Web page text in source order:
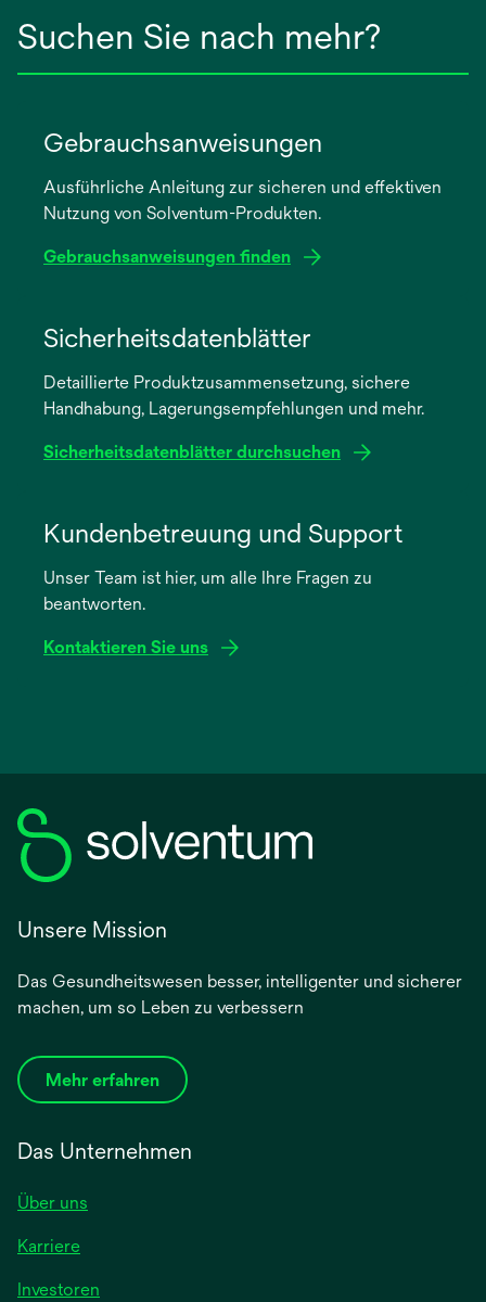
Suchen Sie nach mehr?
Gebrauchsanweisungen
Ausführliche Anleitung zur sicheren und effektiven
Nutzung von Solventum-Produkten.
Gebrauchsanweisungen finden
neuen
Registerkarte
Sicherheitsdatenblätter
Detaillierte Produktzusammensetzung, sichere
Handhabung, Lagerungsempfehlungen und mehr.
Sicherheitsdatenblätter durchsuchen
neuen
Registerkarte
Kundenbetreuung und Support
Unser Team ist hier, um alle Ihre Fragen zu
beantworten.
Kontaktieren Sie uns
Unsere Mission
Das Gesundheitswesen besser, intelligenter und sicherer
machen, um so Leben zu verbessern
Mehr erfahren
Das Unternehmen
Über uns
Karriere
Investoren